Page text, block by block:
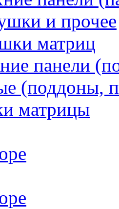
и прочее
матриц
панели
(поддоны,
матрицы